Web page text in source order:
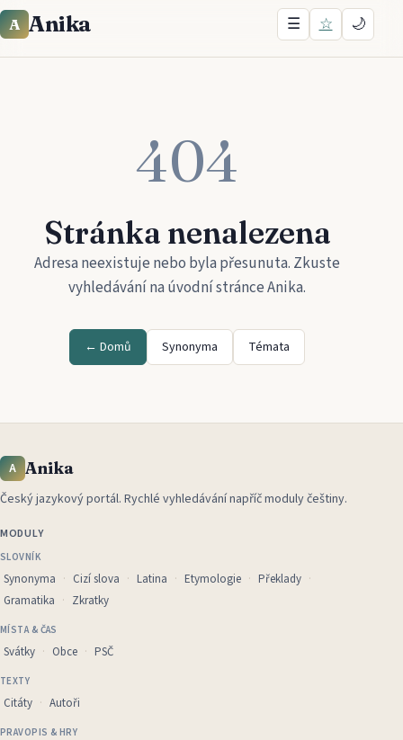
A Anika ☰ ☆ 🌙
404
Stránka nenalezena
Adresa neexistuje nebo byla přesunuta. Zkuste
vyhledávání na úvodní stránceAnika.
← Domů Synonyma Témata
A Anika
Český jazykový portál. Rychlé vyhledávání napříč moduly češtiny.
MODULY
SLOVNÍK
Synonyma Cizí slova Latina Etymologie
Překlady
Gramatika
Zkratky
MÍSTA & ČAS
Svátky Obce PSČ
TEXTY
Citáty Autoři
PRAVOPIS & HRY